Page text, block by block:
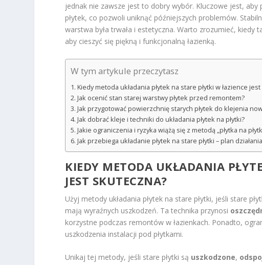
jednak nie zawsze jest to dobry wybór. Kluczowe jest,
płytek, co pozwoli uniknąć późniejszych problemów.
warstwa była trwała i estetyczna. Warto zrozumieć,
aby cieszyć się piękną i funkcjonalną łazienką.
W tym artykule przeczytasz
Kiedy metoda układania płytek na stare płytki w łazience
Jak ocenić stan starej warstwy płytek przed remontem?
Jak przygotować powierzchnię starych płytek do klejenia
Jak dobrać kleje i techniki do układania płytek na płytki?
Jakie ograniczenia i ryzyka wiążą się z metodą „płytka na
Jak przebiega układanie płytek na stare płytki – plan
KIEDY METODA UKŁADANIA
JEST SKUTECZNA?
Użyj metody układania płytek na stare płytki, jeśli stare
mają wyraźnych uszkodzeń. Ta technika przynosi
korzystne podczas remontów w łazienkach. Ponadto,
uszkodzenia instalacji pod płytkami.
Unikaj tej metody, jeśli stare płytki są uszkodzone,